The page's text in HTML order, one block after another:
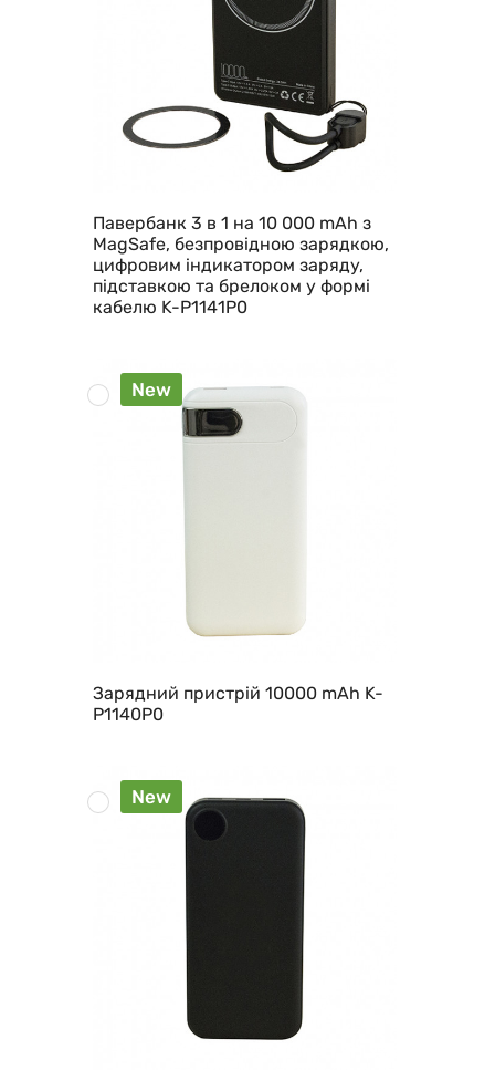
Павербанк 3 в 1 на 10 000 mAh з
MagSafe, безпровідною зарядкою,
цифровим індикатором заряду,
підставкою та брелоком у формі
кабелю K-P1141P0
New
Зарядний пристрій 10000 mAh K-
P1140P0
New